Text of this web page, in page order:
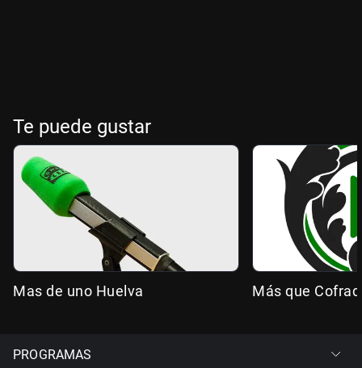
Te puede gustar
Mas de uno Huelva Más que
PROGRAMAS